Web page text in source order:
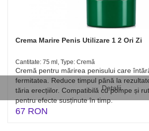
Detalii
Crema Marire Penis Utilizare 1 2 Ori Zi
Cantitate: 75 ml, Type: Cremă
Cremă pentru mărirea penisului care
fermitatea. Reduce timpul până la
tăria erecțiilor. Compatibilă cu pompe și
pentru efecte susținute în timp.
67 RON